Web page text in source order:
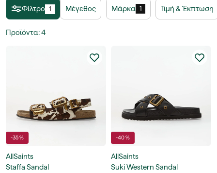
Φίλτρο 1 Μέγεθος Μάρκα 1 Τιμή & Έκπτωση
Προϊόντα:4
-35 %
AllSaints
Staffa Sandal
-40 %
AllSaints
Suki Western Sandal